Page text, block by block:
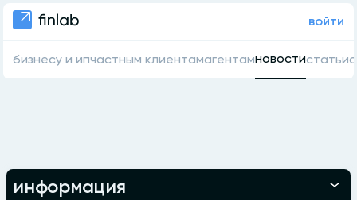
войти
бизнесу и ипчастным клиентамагентамновостистатьи
информация